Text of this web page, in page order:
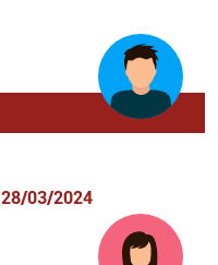
28/03/2024